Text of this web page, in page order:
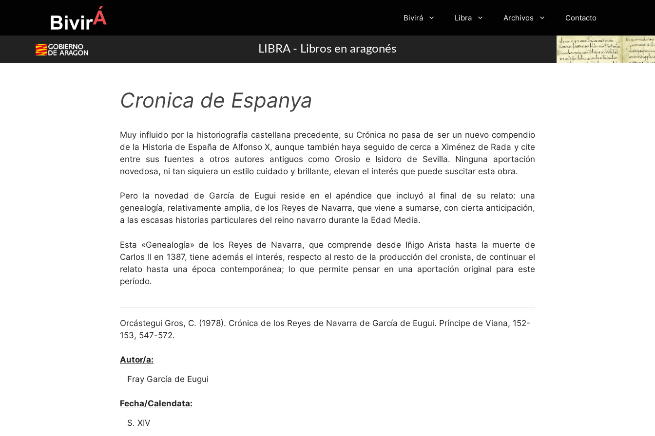
Bivirá Libra Archivos Contacto
LIBRA - Libros en aragonés
Cronica de Espanya
Muy influido por la historiografía castellana precedente, su Crónica no pasa de ser un nuevo compendio
de la Historia de España de Alfonso X, aunque también haya seguido de cerca a Ximénez de Rada y cite
entre sus fuentes a otros autores antiguos como Orosio e Isidoro de Sevilla. Ninguna aportación
novedosa, ni tan siquiera un estilo cuidado y brillante, elevan el interés que puede suscitar esta obra.
Pero la novedad de García de Eugui reside en el apéndice que incluyó al final de su relato: una
genealogía, relativamente amplia, de los Reyes de Navarra, que viene a sumarse, con cierta anticipación,
a las escasas historias particulares del reino navarro durante la Edad Media.
Esta «Genealogía» de los Reyes de Navarra, que comprende desde Iñigo Arista hasta la muerte de
Carlos II en 1387, tiene además el interés, respecto al resto de la producción del cronista, de continuar el
relato hasta una época contemporánea; lo que permite pensar en una aportación original para este
período.
Orcástegui Gros, C. (1978). Crónica de los Reyes de Navarra de García de Eugui. Príncipe de Viana, 152-
153, 547-572.
Autor/a:
Fray García de Eugui
Fecha/Calendata:
S. XIV